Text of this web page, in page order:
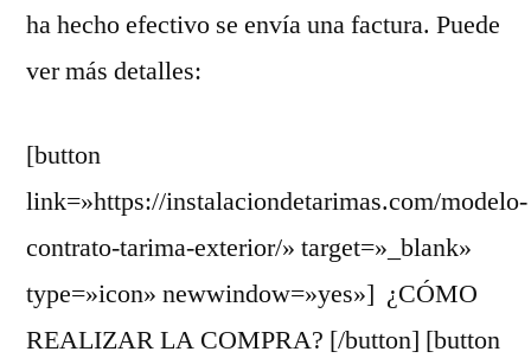
ha hecho efectivo se envía una factura. Puede
ver más detalles:
[button
link=»https://instalaciondetarimas.com/modelo-
contrato-tarima-exterior/» target=»_blank»
type=»icon» newwindow=»yes»] ¿CÓMO
REALIZAR LA COMPRA? [/button] [button